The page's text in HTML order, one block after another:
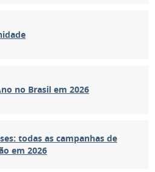
no Brasil em 2026
todas as campanhas de
em 2026